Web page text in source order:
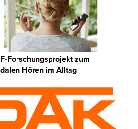
Forschungsprojekt zum
Hören im Alltag